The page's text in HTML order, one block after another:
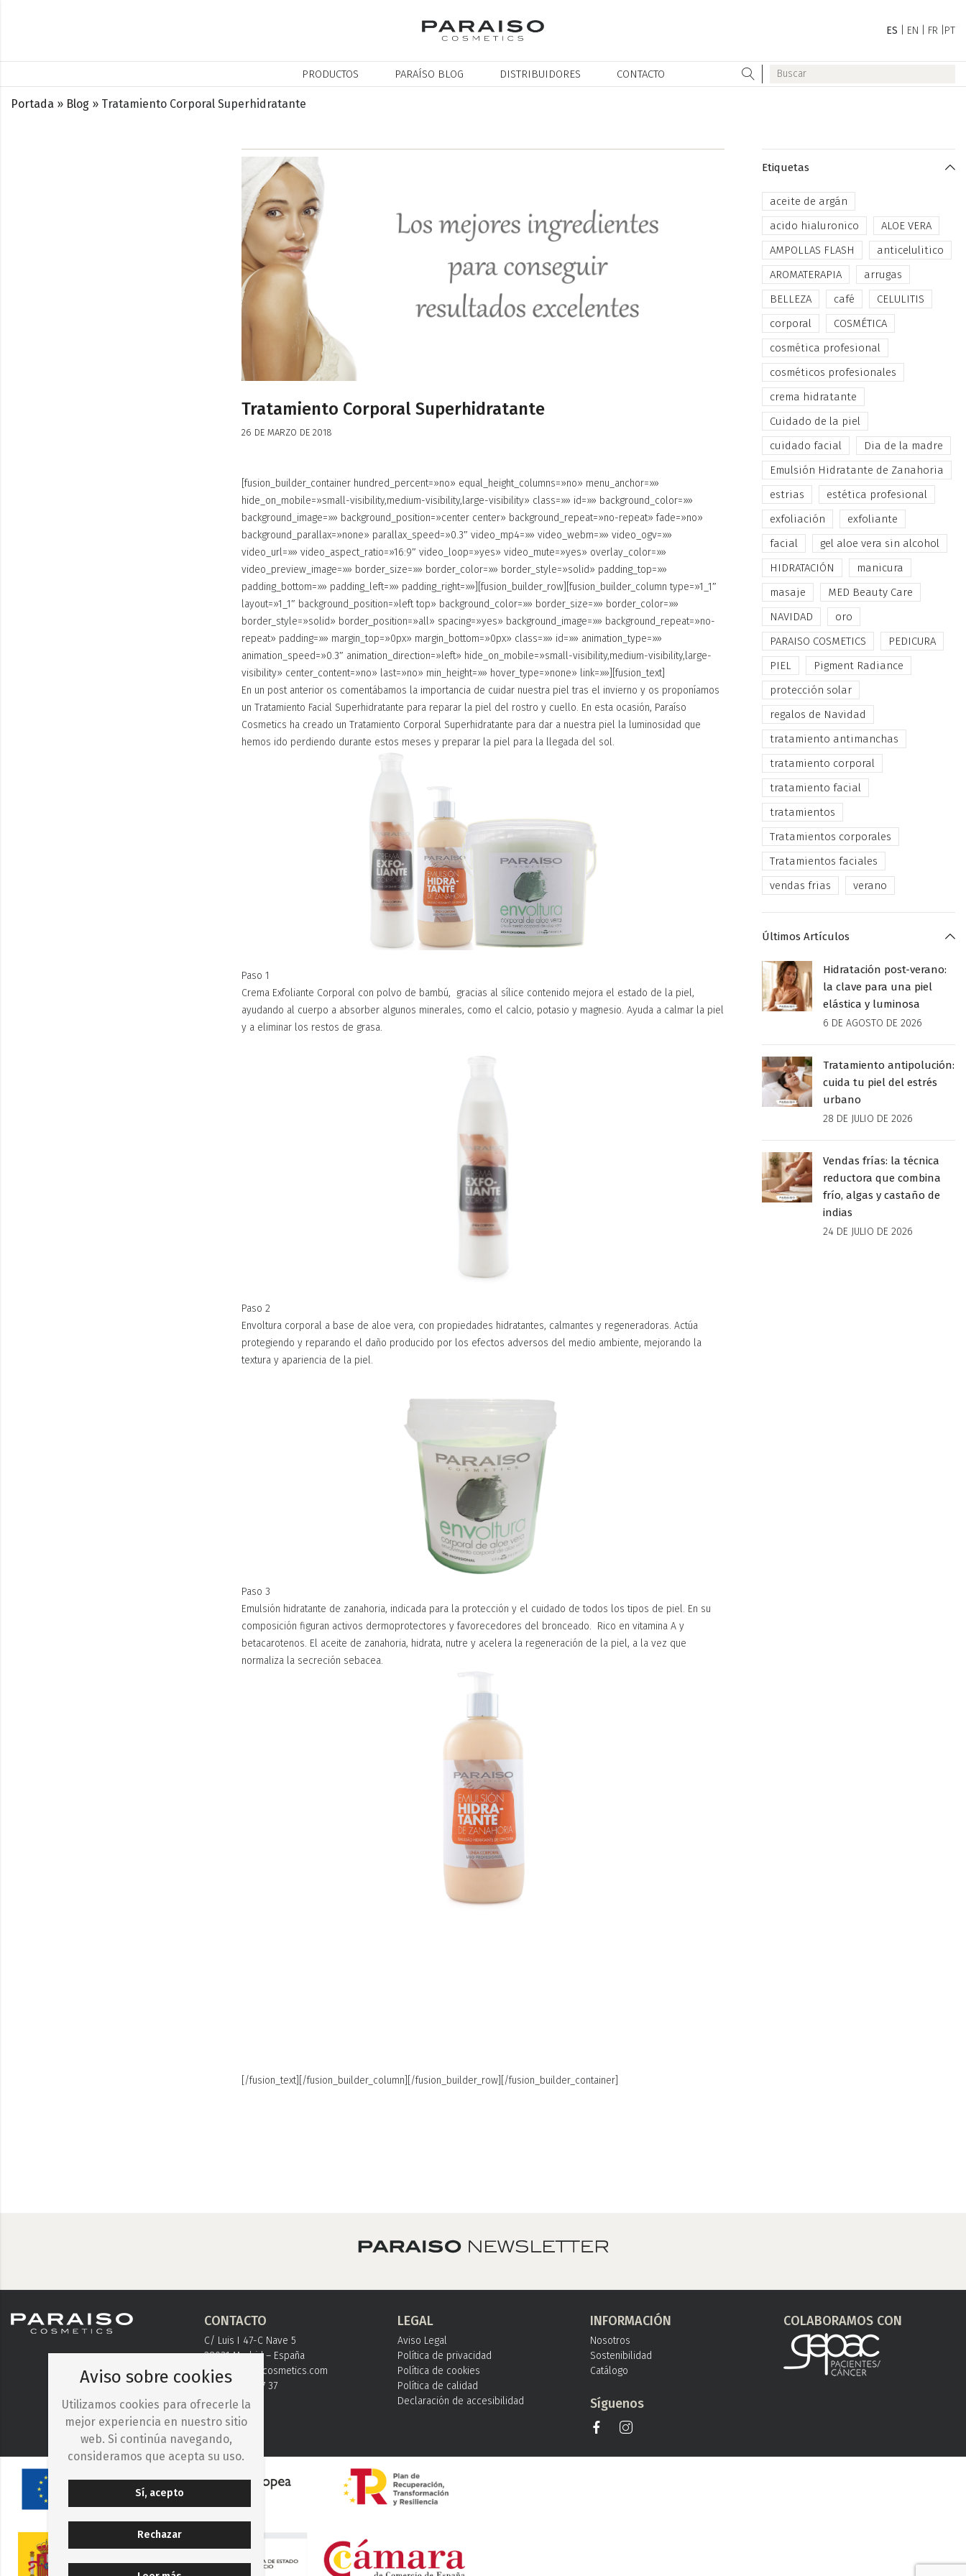
ES EN FR PT
PRODUCTOS PARAÍSO BLOG DISTRIBUIDORES CONTACTO
Portada » Blog » Tratamiento Corporal Superhidratante
Tratamiento Corporal Superhidratante
26 DE MARZO DE 2018
[fusion_builder_container hundred_percent=»no» equal_height_columns=»no» menu_anchor=»»
hide_on_mobile=»small-visibility,medium-visibility,large-visibility» class=»» id=»» background_color=»»
background_image=»» background_position=»center center» background_repeat=»no-repeat» fade=»no»
background_parallax=»none» parallax_speed=»0.3″ video_mp4=»» video_webm=»» video_ogv=»»
video_url=»» video_aspect_ratio=»16:9″ video_loop=»yes» video_mute=»yes» overlay_color=»»
video_preview_image=»» border_size=»» border_color=»» border_style=»solid» padding_top=»»
padding_bottom=»» padding_left=»» padding_right=»»][fusion_builder_row][fusion_builder_column type=»1_1″
layout=»1_1″ background_position=»left top» background_color=»» border_size=»» border_color=»»
border_style=»solid» border_position=»all» spacing=»yes» background_image=»» background_repeat=»no-
repeat» padding=»» margin_top=»0px» margin_bottom=»0px» class=»» id=»» animation_type=»»
animation_speed=»0.3″ animation_direction=»left» hide_on_mobile=»small-visibility,medium-visibility,large-
visibility» center_content=»no» last=»no» min_height=»» hover_type=»none» link=»»][fusion_text]
En un post anterior os comentábamos la importancia de cuidar nuestra piel tras el invierno y os proponíamos
un Tratamiento Facial Superhidratante para reparar la piel del rostro y cuello. En esta ocasión, Paraíso
Cosmetics ha creado un Tratamiento Corporal Superhidratante para dar a nuestra piel la luminosidad que
hemos ido perdiendo durante estos meses y preparar la piel para la llegada del sol.
Paso 1
Crema Exfoliante Corporal con polvo de bambú, gracias al sílice contenido mejora el estado de la piel,
ayudando al cuerpo a absorber algunos minerales, como el calcio, potasio y magnesio. Ayuda a calmar la piel
y a eliminar los restos de grasa.
Paso 2
Envoltura corporal a base de aloe vera, con propiedades hidratantes, calmantes y regeneradoras. Actúa
protegiendo y reparando el daño producido por los efectos adversos del medio ambiente, mejorando la
textura y apariencia de la piel.
Paso 3
Emulsión hidratante de zanahoria, indicada para la protección y el cuidado de todos los tipos de piel. En su
composición figuran activos dermoprotectores y favorecedores del bronceado. Rico en vitamina A y
betacarotenos. El aceite de zanahoria, hidrata, nutre y acelera la regeneración de la piel, a la vez que
normaliza la secreción sebacea.
[/fusion_text][/fusion_builder_column][/fusion_builder_row][/fusion_builder_container]
Etiquetas
aceite de argán
acido hialuronico
ALOE VERA
AMPOLLAS FLASH
anticelulitico
AROMATERAPIA
arrugas
BELLEZA
café
CELULITIS
corporal
COSMÉTICA
cosmética profesional
cosméticos profesionales
crema hidratante
Cuidado de la piel
cuidado facial
Dia de la madre
Emulsión Hidratante de Zanahoria
estrias
estética profesional
exfoliación
exfoliante
facial
gel aloe vera sin alcohol
HIDRATACIÓN
manicura
masaje
MED Beauty Care
NAVIDAD
oro
PARAISO COSMETICS
PEDICURA
PIEL
Pigment Radiance
protección solar
regalos de Navidad
tratamiento antimanchas
tratamiento corporal
tratamiento facial
tratamientos
Tratamientos corporales
Tratamientos faciales
vendas frias
verano
Últimos Artículos
Hidratación post-verano:
la clave para una piel
elástica y luminosa
6 DE AGOSTO DE 2026
Tratamiento antipolución:
cuida tu piel del estrés
urbano
28 DE JULIO DE 2026
Vendas frías: la técnica
reductora que combina
frío, algas y castaño de
indias
24 DE JULIO DE 2026
CONTACTO
C/ Luis I 47-C Nave 5
28031 Madrid – España
info@paraisocosmetics.com
+ 34 91 778 37 37
LEGAL
Aviso Legal
Política de privacidad
Política de cookies
Política de calidad
Declaración de accesibilidad
INFORMACIÓN
Nosotros
Sostenibilidad
Catálogo
Síguenos
COLABORAMOS CON
Aviso sobre cookies
Utilizamos cookies para ofrecerle la
mejor experiencia en nuestro sitio
web. Si continúa navegando,
consideramos que acepta su uso.
Sí, acepto
Rechazar